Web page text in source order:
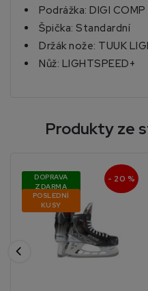
Podrážka: DIGI COMP
Špička: Standardní
Držák nože: TUUK
Nůž: LIGHTSPEED+
Produkty ze
DOPRAVA
ZDARMA
POSLEDNÍ
KUSY
- 20 %